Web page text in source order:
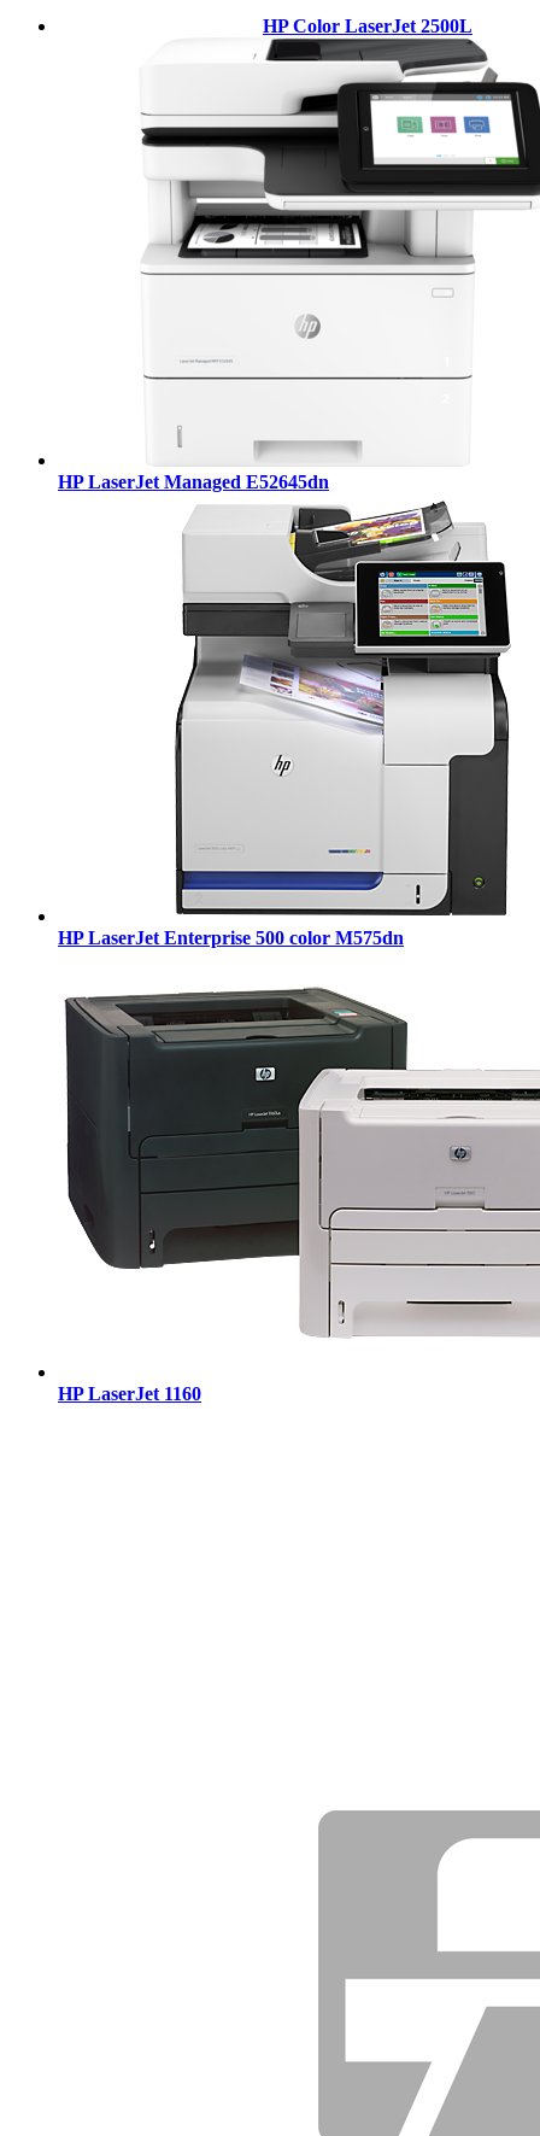
HP Color LaserJet 2500L
HP LaserJet Managed E52645dn
HP LaserJet Enterprise 500 color M575dn
HP LaserJet 1160